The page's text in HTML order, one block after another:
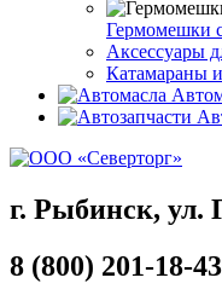
Гермомешки
Аксессуары
Катамараны
г. Рыбинск, ул.
8 (800) 201-18-